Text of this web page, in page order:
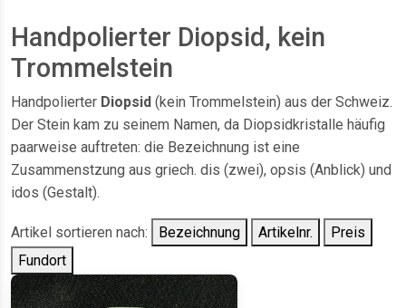
Handpolierter Diopsid, kein
Trommelstein
Handpolierter Diopsid (kein Trommelstein) aus der Schweiz.
Der Stein kam zu seinem Namen, da Diopsidkristalle häufig
paarweise auftreten: die Bezeichnung ist eine
Zusammenstzung aus griech. dis (zwei), opsis (Anblick) und
idos (Gestalt).
Artikel sortieren nach: Bezeichnung Artikelnr.
Preis
Fundort